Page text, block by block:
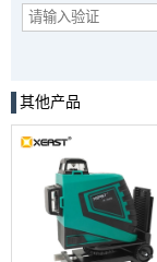
其他产品